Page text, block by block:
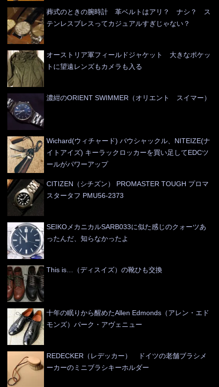
葬式のときの腕時計 革ベルトはアリ？ ナシ？ ス
テンレスブレスってカジュアルすぎじゃない？
オーストリア軍フィールドジャケット 大きなポケッ
トに望遠レンズもカメラも入る
濃紺のORIENT SWIMMER（オリエント スイマー）
Wichard(ウィチャード) バウシャックル、NITEIZE(ナ
イトアイズ) キーラックロッカーを買い足してEDCツ
ールがパワーアップ
CITIZEN（シチズン） PROMASTER TOUGH プロマ
スタータフ PMU56-2373
SEIKOメカニカルSARB033に似た感じのクォーツあ
ったんだ、知らなかったよ
This is…（ディスイズ）の靴ひも交換
十年の眠りから醒めたAllen Edmonds（アレン・エド
モンズ）パーク・アヴェニュー
REDECKER（レデッカー） ドイツの老舗ブラシメ
ーカーのミニブラシキーホルダー